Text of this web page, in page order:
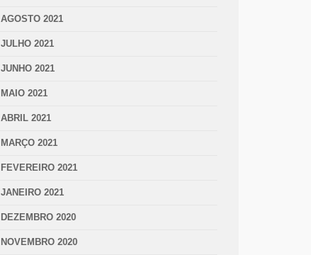
AGOSTO 2021
JULHO 2021
JUNHO 2021
MAIO 2021
ABRIL 2021
MARÇO 2021
FEVEREIRO 2021
JANEIRO 2021
DEZEMBRO 2020
NOVEMBRO 2020